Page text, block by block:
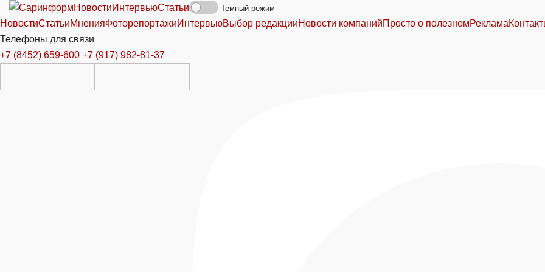
НовостиИнтервьюСтатьи Темный режим
НовостиСтатьиМненияФоторепортажиИнтервьюВыбор редакцииНовости компанийПросто о полезномРеклама
Телефоны для связи
+7 (8452) 659-600 +7 (917) 982-81-37